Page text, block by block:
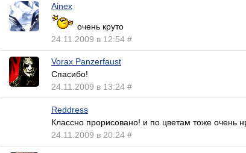
Ainex
очень круто
24.11.2009 в 12:54 #
Vorax Panzerfaust
Спасибо!
24.11.2009 в 13:24 #
Reddress
Классно прорисовано! и по цветам тоже очень
24.11.2009 в 20:24 #